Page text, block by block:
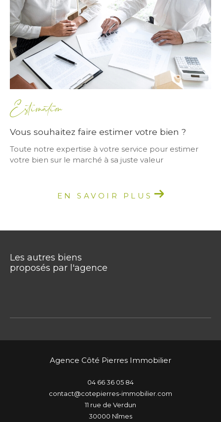
Estimation
Vous souhaitez faire estimer votre bien ?
Toute notre expertise à votre service pour estimer
votre bien sur le marché à sa juste valeur
EN SAVOIR PLUS
Les autres biens
proposés par l'agence
Agence Côté Pierres Immobilier
04 66 36 05 84
contact@cotepierres-immobilier.com
11 rue de Verdun
30000
nîmes